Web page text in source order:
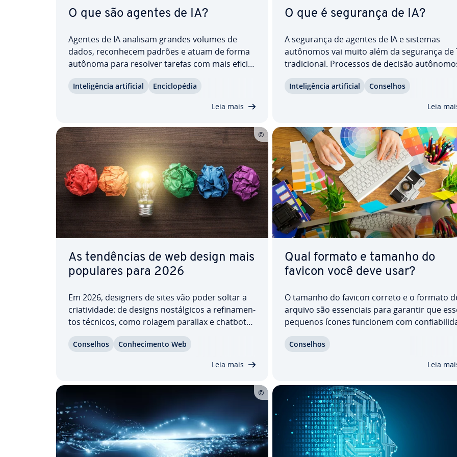
O que são agentes de IA?
Agentes de IA analisam grandes volumes de
dados, re­co­nhe­cem padrões e atuam de forma
autônoma para resolver tarefas com mais efi­ci­
Neste artigo, você vai ver como eles funcionam,
In­te­li­gên­cia ar­ti­fi­cial En­ci­clo­pé­dia
Leia mais
O que é segurança de IA?
A segurança de agentes de IA e sistemas
autônomos vai muito além da segurança de
tra­di­ci­o­nal. Processos de decisão
AI abrem não só opor­tu­ni­da­des, mas também
In­te­li­gên­cia ar­ti­fi­cial Conselhos
Leia
As ten­dên­cias de web design mais
populares para 2026
Em 2026, designers de sites vão poder soltar a
cri­a­ti­vi­dade: de designs nos­tál­gi­cos a re­fi­na­men­
tos técnicos, como rolagem parallax e chatbots
har­mo­ni­osa, os com­po­nen­tes es­co­lhi­dos no seu
Conselhos Co­nhe­ci­mento Web
Leia mais
Qual formato e tamanho do
favicon você deve usar?
O tamanho do favicon correto e o formato
arquivo são es­sen­ci­ais para garantir que
pequenos ícones funcionem com
ca­ti­vos. Neste artigo, ex­pli­ca­mos quais favicon
Conselhos
Leia